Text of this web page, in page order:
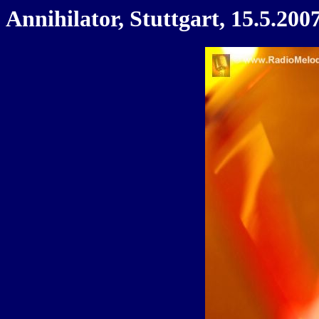
Annihilator, Stuttgart,